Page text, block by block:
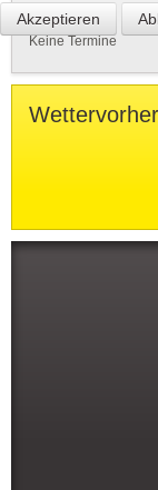
Keine Termine
Akzeptieren